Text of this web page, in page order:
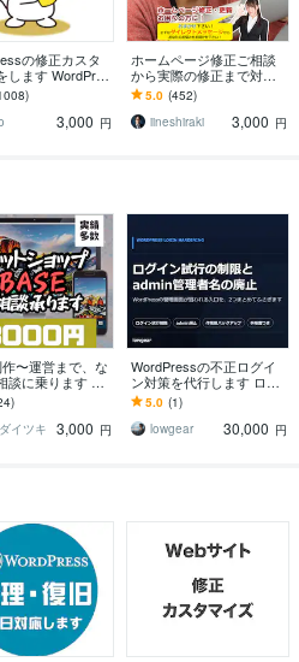
の修正カスタ
します WordPres
マイズ・修正お
3,000 円
ホームページ修正ご相談
から実際の修正まで対応
します もう一人のスタッ
フとして活用！WordPres
sにも対応！
5.0 (452)
iineshiraki
3,000 円
〜運営まで、な
談に乗ります BA
ならおまかせ
イツキ
3,000 円
WordPressの不正ログイ
ン対策を代行します ログ
イン試行の制限と、admin
管理者名の廃止まで
5.0 (1)
lowgear
30,000 円